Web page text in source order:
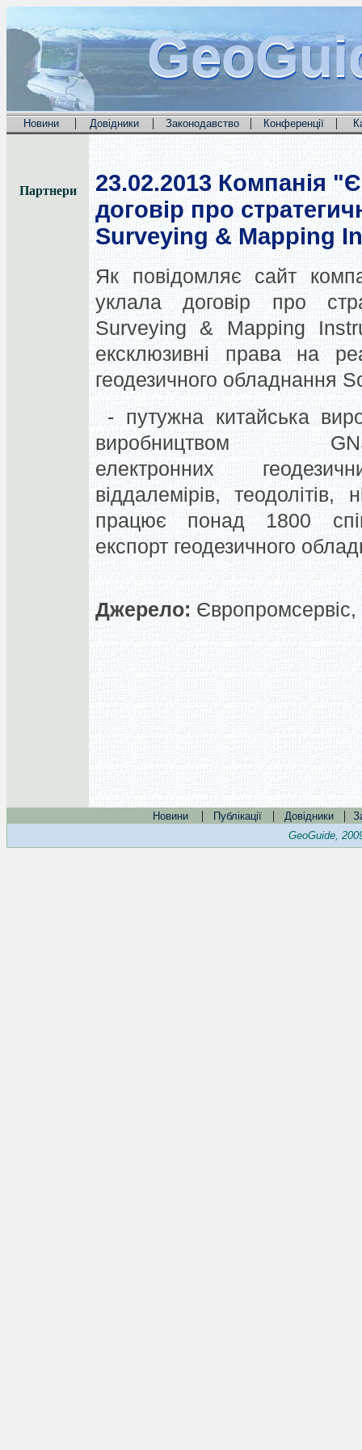
Новини | Довідники | Законодавство | Конференції |
Партнери 23.02.2013 Компанія
договір про
Surveying & Mapping
Як повідомляє сайт
уклала договір про
Surveying & Mapping
ексклюзивні права на
геодезичного обладнання
- путужна китайська
виробництвом
електронних
віддалемірів, теодолітів,
працює понад 1800
експорт геодезичного
Джерело:
Новини | Публікації | Довідники |
GeoGuide,